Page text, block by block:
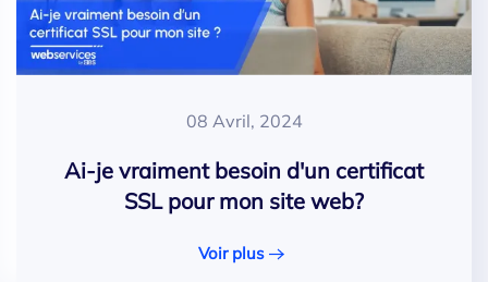
08 Avril, 2024
Ai-je vraiment besoin d'un certificat
SSL pour mon site web?
Voir plus